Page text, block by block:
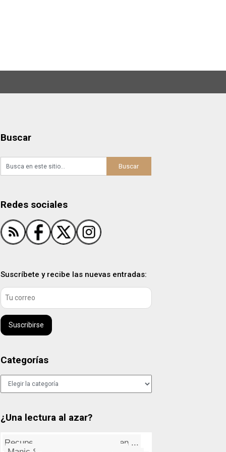
Buscar
Redes sociales
Suscríbete y recibe las nuevas entradas:
Suscribirse
Categorías
Categorías
¿Una lectura al azar?
Recuperando "Guardar como" en ...